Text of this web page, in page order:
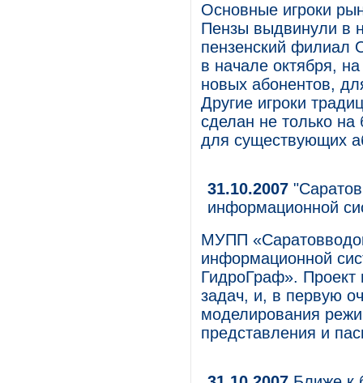
Основные игроки
Пензы выдвинули в
пензенский филиал
в начале октября,
новых абонентов,
Другие игроки
сделан не только
для существующих
31.10.2007
информационной
МУПП
информационной
ГидроГраф». Проект
задач, и, в первую
моделирования
представления и